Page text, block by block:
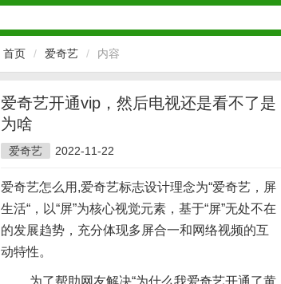
首页 / 爱奇艺 / 内容
爱奇艺开通vip，然后电视还是看不了是
为啥
爱奇艺 2022-11-22
爱奇艺怎么用,爱奇艺标志设计理念为“爱奇艺，屏
生活“，以“屏”为核心视觉元素，基于“屏”无处不在
的发展趋势，充分体现多屏合一和网络视频的互
动特性。
为了帮助网友解决“为什么我爱奇艺开通了黄